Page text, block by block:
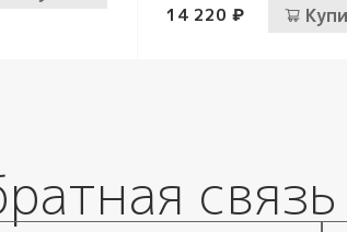
14 220 ₽
связь